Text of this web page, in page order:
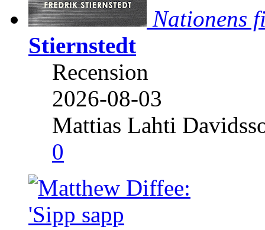
Nationens
Stiernstedt
Recension
2026-08-03
Mattias Lahti
0